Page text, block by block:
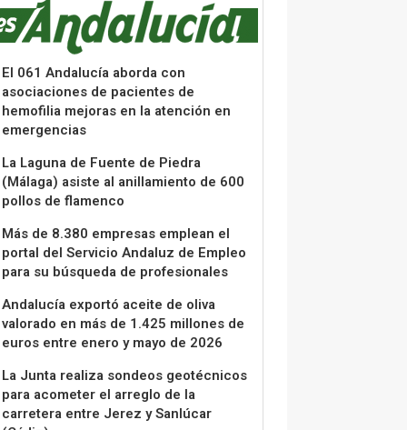
El 061 Andalucía aborda con
asociaciones de pacientes de
hemofilia mejoras en la atención en
emergencias
La Laguna de Fuente de Piedra
(Málaga) asiste al anillamiento de 600
pollos de flamenco
Más de 8.380 empresas emplean el
portal del Servicio Andaluz de Empleo
para su búsqueda de profesionales
Andalucía exportó aceite de oliva
valorado en más de 1.425 millones de
euros entre enero y mayo de 2026
La Junta realiza sondeos geotécnicos
para acometer el arreglo de la
carretera entre Jerez y Sanlúcar